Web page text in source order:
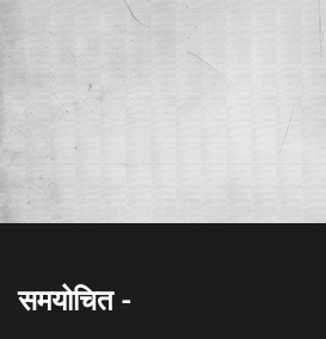
समयोचित -